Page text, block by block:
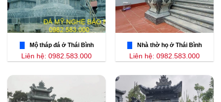
Mộ tháp đá ở Thái Bình
Liên hệ: 0982.583.000
Nhà thờ họ ở Thái Bình
Liên hệ: 0982.583.000